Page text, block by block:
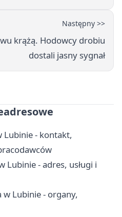
Następny >>
krążą. Hodowcy drobiu
dostali jasny sygnał
Lubinie - kontakt,
Lubinie - adres, usługi i
Lubinie - organy,